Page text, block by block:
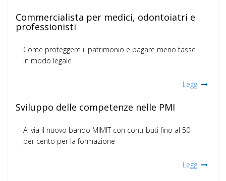
Commercialista per medici, odontoiatri e
professionisti
Come proteggere il patrimonio e pagare meno tasse
in modo legale
Leggi
Sviluppo delle competenze nelle PMI
Al via il nuovo bando MIMIT con contributi fino al 50
per cento per la formazione
Leggi